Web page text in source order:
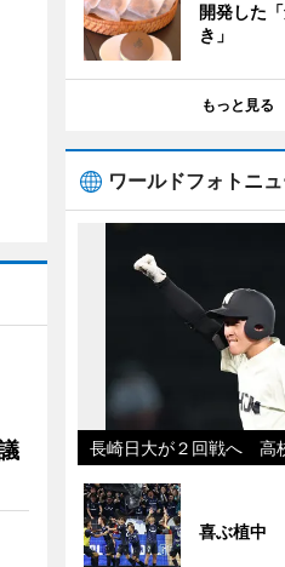
開発した
き」
もっと見る
ワールドフォトニ
長崎日大が２回戦へ 高
喜ぶ植中